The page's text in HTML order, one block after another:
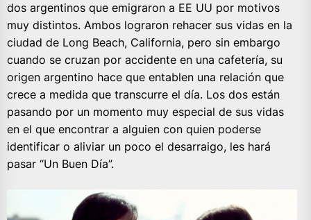
dos argentinos que emigraron a EE UU por motivos
muy distintos. Ambos lograron rehacer sus vidas en la
ciudad de Long Beach, California, pero sin embargo
cuando se cruzan por accidente en una cafetería, su
origen argentino hace que entablen una relación que
crece a medida que transcurre el día. Los dos están
pasando por un momento muy especial de sus vidas
en el que encontrar a alguien con quien poderse
identificar o aliviar un poco el desarraigo, les hará
pasar “Un Buen Día”.